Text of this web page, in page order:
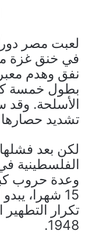
لعبت مصر
نفق وهدم
بطول خمسة
الأسلحة. وقد
تشديد
لكن بعد
وعدة حروب
15 شهرا،
تكرار
1948.